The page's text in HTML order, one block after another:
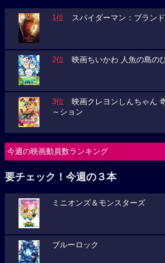
1位 スパイダーマン：ブラン
2位 映画ちいかわ 人魚の島の
3位 映画クレヨンしんちゃん
～ション
今週の映画動員数ランキング
要チェック！今週の３本
ミニオンズ＆モンスターズ
ブルーロック